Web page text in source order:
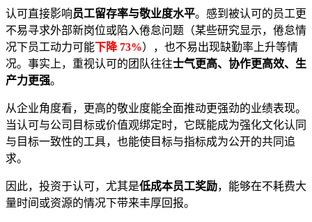
认可直接影响员工留存率与敬业度水平。感到被认可的员工更
不易寻求外部新岗位或陷入倦怠问题（某些研究显示，倦怠情
况下员工动力可能下降 73%），也不易出现缺勤率上升等情
况。事实上，重视认可的团队往往士气更高、协作更高效、生
产力更强。
从企业角度看，更高的敬业度能全面推动更强劲的业绩表现。
当认可与公司目标或价值观绑定时，它既能成为强化文化认同
与目标一致性的工具，也能使目标与指标成为公开的共同追
求。
因此，投资于认可，尤其是低成本员工奖励，能够在不耗费大
量时间或资源的情况下带来丰厚回报。